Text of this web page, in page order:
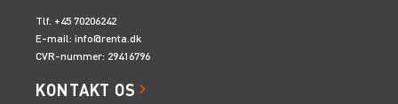
Tlf. +45 70206242
E-mail: info@renta.dk
CVR-nummer: 29416796
KONTAKT OS